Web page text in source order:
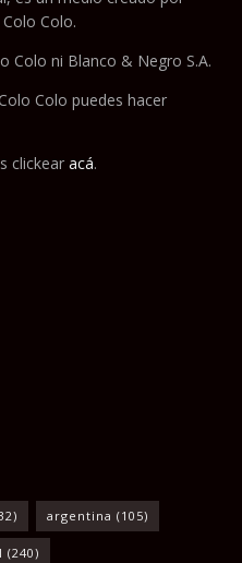
Colo.
Colo ni Blanco & Negro S.A.
Colo puedes hacer
clickear acá.
argentina (105)
(240)